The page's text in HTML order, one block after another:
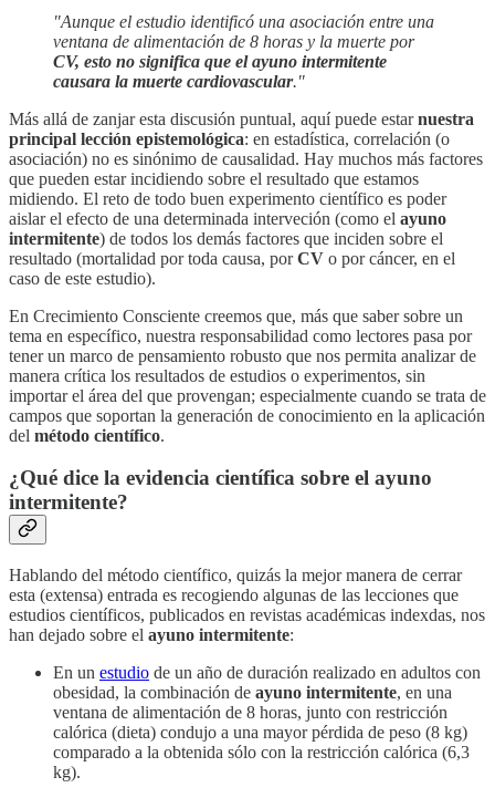
"Aunque el estudio identificó una asociación entre una
ventana de alimentación de 8 horas y la muerte por
CV, esto no significa que el ayuno intermitente
causara la muerte cardiovascular."
Más allá de zanjar esta discusión puntual, aquí puede estarnuestra
principal lección epistemológica: en estadística, correlación (o
asociación) no es sinónimo de causalidad. Hay muchos más factores
que pueden estar incidiendo sobre el resultado que estamos
midiendo. El reto de todo buen experimento científico es poder
aislar el efecto de una determinada interveción (como el ayuno
intermitente) de todos los demás factores que inciden sobre el
resultado (mortalidad por toda causa, porCV o por cáncer, en el
caso de este estudio).
En Crecimiento Consciente creemos que, más que saber sobre un
tema en específico, nuestra responsabilidad como lectores pasa por
tener un marco de pensamiento robusto que nos permita analizar de
manera crítica los resultados de estudios o experimentos, sin
importar el área del que provengan; especialmente cuando se trata de
campos que soportan la generación de conocimiento en la aplicación
del método científico.
¿Qué dice la evidencia científica sobre el ayuno
intermitente?
Hablando del método científico, quizás la mejor manera de cerrar
esta (extensa) entrada es recogiendo algunas de las lecciones que
estudios científicos, publicados en revistas académicas indexdas, nos
han dejado sobre el ayuno intermitente:
En un estudio de un año de duración realizado en adultos con
obesidad, la combinación de ayuno intermitente, en una
ventana de alimentación de 8 horas, junto con restricción
calórica (dieta) condujo a una mayor pérdida de peso (8 kg)
comparado a la obtenida sólo con la restricción calórica (6,3
kg).